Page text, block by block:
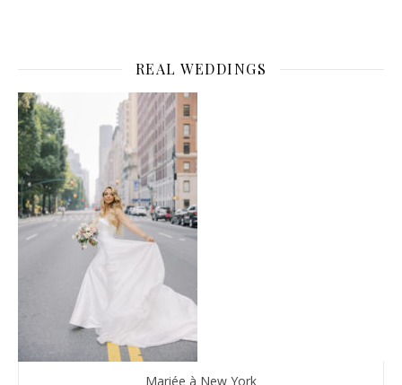
REAL WEDDINGS
Mariée à New York